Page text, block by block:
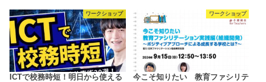
ワークショップ
ICTで校務時短！明日から使える
ワークショップ
今こそ知りたい 教育ファシリテ